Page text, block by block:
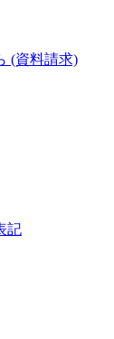
(資料請求)
記